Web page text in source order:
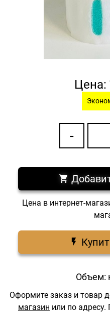
Цена:
Цена в интернет-
Объем:
Оформите заказ и товар
магазин или по адресу.